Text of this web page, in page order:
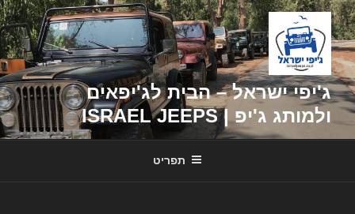
דילוג
לתוכן
ג'יפי ישראל – הבית לג'יפאים
ולמותג ג'יפ | ISRAEL JEEPS
תפריט